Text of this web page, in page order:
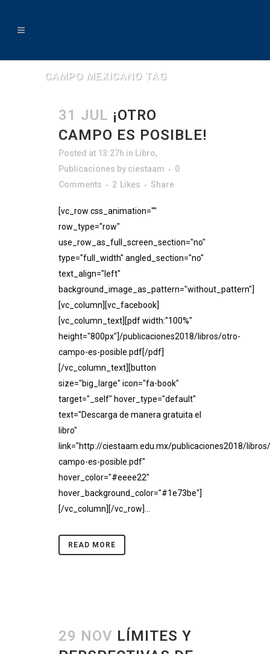
CAMPO MEXICANO TAG
31 JUL ¡OTRO
CAMPO ES POSIBLE!
Posted at 13:27h in Libro,
Publicaciones by ciestaam
0
Comments
2 Likes Share
[vc_row css_animation=""
row_type="row"
use_row_as_full_screen_section="no"
type="full_width" angled_section="no"
text_align="left"
background_image_as_pattern="without_pattern"]
[vc_column][vc_facebook]
[vc_column_text][pdf width:"100%"
height="800px"]/publicaciones2018/libros/otro-
campo-es-posible.pdf[/pdf]
[/vc_column_text][button
size="big_large" icon="fa-book"
target="_self" hover_type="default"
text="Descarga de manera gratuita el
libro"
link="http://ciestaam.edu.mx/publicaciones2018/
campo-es-posible.pdf"
hover_color="#eeee22"
hover_background_color="#1e73be"]
[/vc_column][/vc_row]...
READ MORE
29 NOV LÍMITES Y